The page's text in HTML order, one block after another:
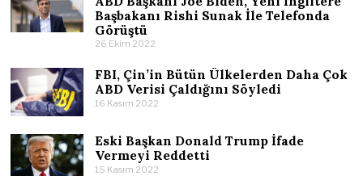
Başbakanı Rishi Sunak İle Telefonda
Görüştü
26 Ekim 2022
FBI, Çin’in Bütün Ülkelerden Daha Çok
ABD Verisi Çaldığını Söyledi
16 Kasım 2022
Eski Başkan Donald Trump İfade
Vermeyi Reddetti
15 Kasım 2022